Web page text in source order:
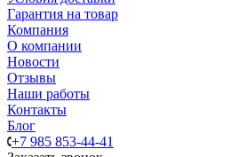
Гарантия на товар
Компания
О компании
Новости
Отзывы
Наши работы
Контакты
Блог
+7 985 853-44-41